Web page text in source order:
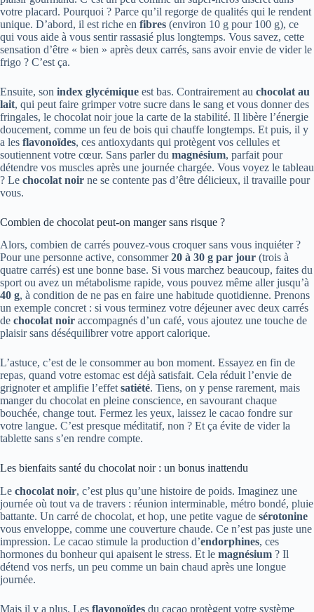
votre placard. Pourquoi ? Parce qu’il regorge de qualités qui le rendent
unique. D’abord, il est riche en fibres (environ 10 g pour 100 g), ce
qui vous aide à vous sentir rassasié plus longtemps. Vous savez, cette
sensation d’être « bien » après deux carrés, sans avoir envie de vider le
frigo ? C’est ça.
Ensuite, son index glycémique est bas. Contrairement au chocolat au
lait, qui peut faire grimper votre sucre dans le sang et vous donner des
fringales, le chocolat noir joue la carte de la stabilité. Il libère l’énergie
doucement, comme un feu de bois qui chauffe longtemps. Et puis, il y
a les flavonoïdes, ces antioxydants qui protègent vos cellules et
soutiennent votre cœur. Sans parler du magnésium, parfait pour
détendre vos muscles après une journée chargée. Vous voyez le tableau
? Le chocolat noir ne se contente pas d’être délicieux, il travaille pour
vous.
Combien de chocolat peut-on manger sans risque ?
Alors, combien de carrés pouvez-vous croquer sans vous inquiéter ?
Pour une personne active, consommer20 à 30 g par jour (trois à
quatre carrés) est une bonne base. Si vous marchez beaucoup, faites du
sport ou avez un métabolisme rapide, vous pouvez même aller jusqu’à
40 g, à condition de ne pas en faire une habitude quotidienne. Prenons
un exemple concret : si vous terminez votre déjeuner avec deux carrés
de chocolat noir accompagnés d’un café, vous ajoutez une touche de
plaisir sans déséquilibrer votre apport calorique.
L’astuce, c’est de le consommer au bon moment. Essayez en fin de
repas, quand votre estomac est déjà satisfait. Cela réduit l’envie de
grignoter et amplifie l’effetsatiété. Tiens, on y pense rarement, mais
manger du chocolat en pleine conscience, en savourant chaque
bouchée, change tout. Fermez les yeux, laissez le cacao fondre sur
votre langue. C’est presque méditatif, non ? Et ça évite de vider la
tablette sans s’en rendre compte.
Les bienfaits santé du chocolat noir : un bonus inattendu
Le chocolat noir, c’est plus qu’une histoire de poids. Imaginez une
journée où tout va de travers : réunion interminable, métro bondé, pluie
battante. Un carré de chocolat, et hop, une petite vague de sérotonine
vous enveloppe, comme une couverture chaude. Ce n’est pas juste une
impression. Le cacao stimule la production d’endorphines, ces
hormones du bonheur qui apaisent le stress. Et le magnésium ? Il
détend vos nerfs, un peu comme un bain chaud après une longue
journée.
Mais il y a plus. Les flavonoïdes du cacao protègent votre système